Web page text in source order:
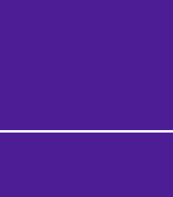
Haritalar ve Google İşletme Profili ile